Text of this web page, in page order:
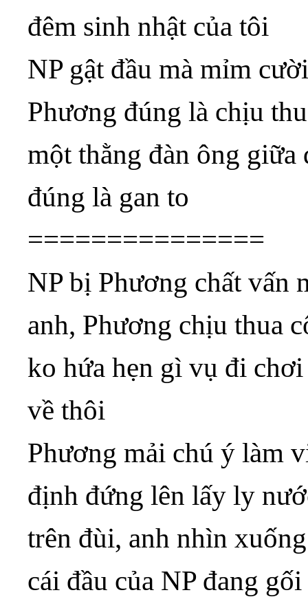
đêm sinh nhật của tôi
NP gật đầu mà mỉm cười
Phương đúng là chịu
một thằng đàn ông
đúng là gan to
===============
NP bị Phương chất vấn
anh, Phương chịu thua
ko hứa hẹn gì vụ đi chơi
về thôi
Phương mải chú ý làm
định đứng lên lấy ly
trên đùi, anh nhìn
cái đầu của NP đang